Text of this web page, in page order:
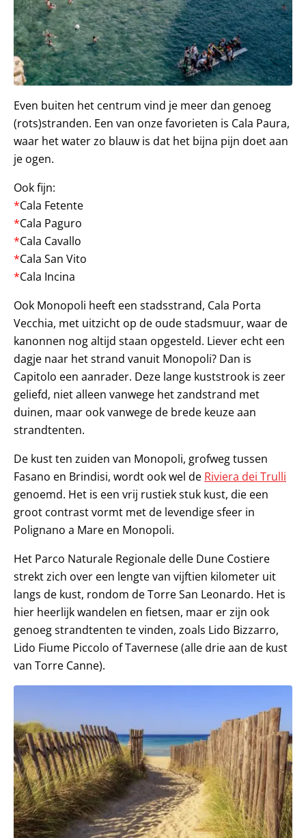
Even buiten het centrum vind je meer dan genoeg
(rots)stranden. Een van onze favorieten is Cala Paura,
waar het water zo blauw is dat het bijna pijn doet aan
je ogen.
Ook fijn:
*Cala Fetente
*Cala Paguro
*Cala Cavallo
*Cala San Vito
*Cala Incina
Ook Monopoli heeft een stadsstrand, Cala Porta
Vecchia, met uitzicht op de oude stadsmuur, waar de
kanonnen nog altijd staan opgesteld. Liever echt een
dagje naar het strand vanuit Monopoli? Dan is
Capitolo een aanrader. Deze lange kuststrook is zeer
geliefd, niet alleen vanwege het zandstrand met
duinen, maar ook vanwege de brede keuze aan
strandtenten.
De kust ten zuiden van Monopoli, grofweg tussen
Fasano en Brindisi, wordt ook wel de Riviera dei Trulli
genoemd. Het is een vrij rustiek stuk kust, die een
groot contrast vormt met de levendige sfeer in
Polignano a Mare en Monopoli.
Het Parco Naturale Regionale delle Dune Costiere
strekt zich over een lengte van vijftien kilometer uit
langs de kust, rondom de Torre San Leonardo. Het is
hier heerlijk wandelen en fietsen, maar er zijn ook
genoeg strandtenten te vinden, zoals Lido Bizzarro,
Lido Fiume Piccolo of Tavernese (alle drie aan de kust
van Torre Canne).